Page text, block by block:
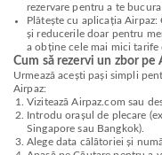
rezervare pentru a te
Plătește cu aplicația
și reducerile doar pentru
a obține cele mai mici tarife
Cum să rezervi un zbor pe
Urmează acești pași simpli
Airpaz:
Vizitează Airpaz.com sau
Introdu orașul de plecare
Singapore sau Bangkok).
Alege data călătoriei și